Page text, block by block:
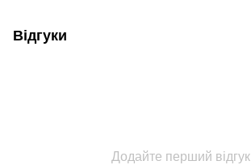
Відгуки
Додайте перший відгук